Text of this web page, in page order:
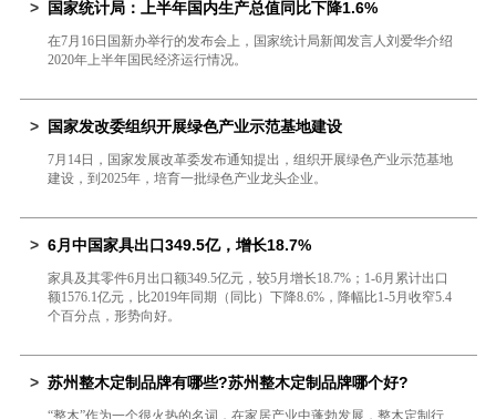
> 国家统计局：上半年国内生产总值同比下降1.6%
在7月16日国新办举行的发布会上，国家统计局新闻发言人刘爱华介绍
2020年上半年国民经济运行情况。
> 国家发改委组织开展绿色产业示范基地建设
7月14日，国家发展改革委发布通知提出，组织开展绿色产业示范基地
建设，到2025年，培育一批绿色产业龙头企业。
> 6月中国家具出口349.5亿，增长18.7%
家具及其零件6月出口额349.5亿元，较5月增长18.7%；1-6月累计出口
额1576.1亿元，比2019年同期（同比）下降8.6%，降幅比1-5月收窄5.4
个百分点，形势向好。
> 苏州整木定制品牌有哪些?苏州整木定制品牌哪个好?